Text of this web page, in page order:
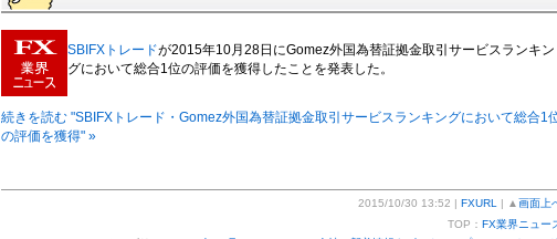
SBIFXトレードが2015年10月28日にGomez外国為替証拠金取引サービスランキン
グにおいて総合1位の評価を獲得したことを発表した。
続きを読む "SBIFXトレード・Gomez外国為替証拠金取引サービスランキングにおいて総合1
の評価を獲得" »
2015/10/30 13:52 | FXURL | ▲ 画面上
TOP： FX業界ニュー